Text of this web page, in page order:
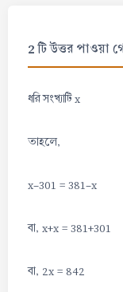
2 টি উত্তর পাওয়া
ধরি সংখ্যাটি x
তাহলে,
x-301 = 381-x
বা, x+x = 381+301
বা, 2x = 842